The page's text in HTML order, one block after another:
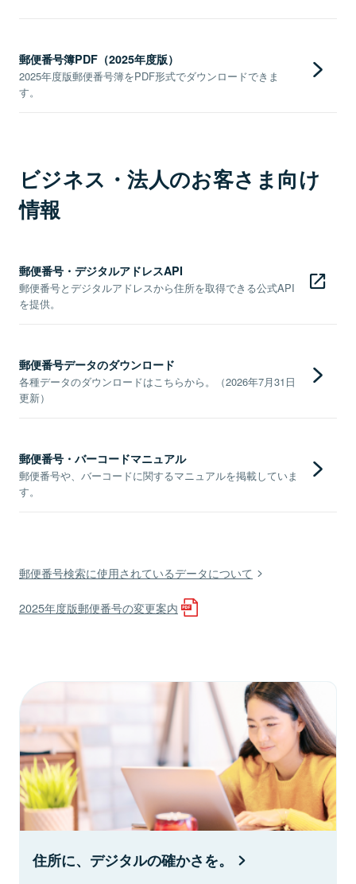
郵便番号簿PDF（2025年度版）
2025年度版郵便番号簿をPDF形式でダウンロードできま
す。
ビジネス・法人のお客さま向け
情報
郵便番号・デジタルアドレスAPI
郵便番号とデジタルアドレスから住所を取得できる公式API
を提供。
郵便番号データのダウンロード
各種データのダウンロードはこちらから。（2026年7月31日
更新）
郵便番号・バーコードマニュアル
郵便番号や、バーコードに関するマニュアルを掲載していま
す。
郵便番号検索に使用されているデータについて
2025年度版郵便番号の変更案内
住所に、デジタルの確かさを。